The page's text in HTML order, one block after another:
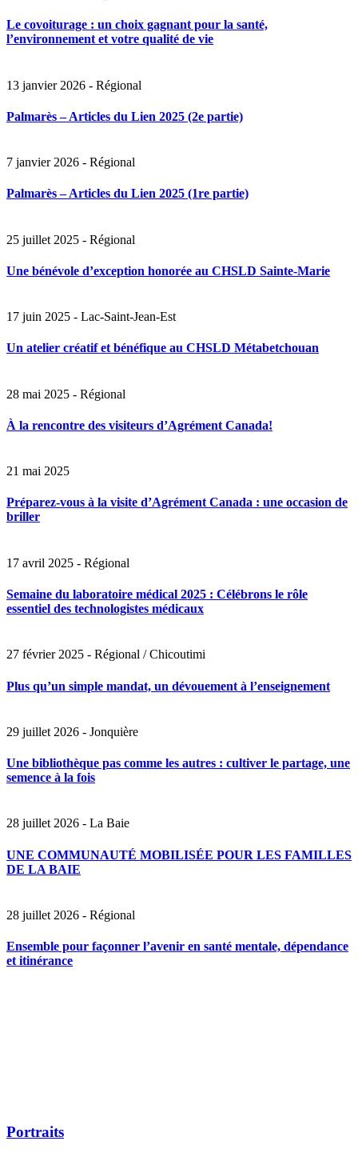
Le covoiturage : un choix gagnant pour la santé,
l’environnement et votre qualité de vie
13 janvier 2026 - Régional
Palmarès – Articles du Lien 2025 (2e partie)
7 janvier 2026 - Régional
Palmarès – Articles du Lien 2025 (1re partie)
25 juillet 2025 - Régional
Une bénévole d’exception honorée au CHSLD Sainte-Marie
17 juin 2025 - Lac-Saint-Jean-Est
Un atelier créatif et bénéfique au CHSLD Métabetchouan
28 mai 2025 - Régional
À la rencontre des visiteurs d’Agrément Canada!
21 mai 2025
Préparez-vous à la visite d’Agrément Canada : une occasion de
briller
17 avril 2025 - Régional
Semaine du laboratoire médical 2025 : Célébrons le rôle
essentiel des technologistes médicaux
27 février 2025 - Régional / Chicoutimi
Plus qu’un simple mandat, un dévouement à l’enseignement
29 juillet 2026 - Jonquière
Une bibliothèque pas comme les autres : cultiver le partage, une
semence à la fois
28 juillet 2026 - La Baie
UNE COMMUNAUTÉ MOBILISÉE POUR LES FAMILLES
DE LA BAIE
28 juillet 2026 - Régional
Ensemble pour façonner l’avenir en santé mentale, dépendance
et itinérance
Portraits